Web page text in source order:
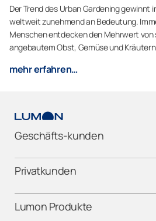
Der Trend des Urban Gardening gewinnt
weltweit zunehmend an Bedeutung.
Menschen entdecken den Mehrwert von
angebautem Obst, Gemüse und
mehr erfahren…
Geschäfts-kunden
Privatkunden
Lumon Produkte